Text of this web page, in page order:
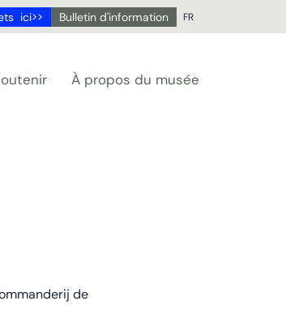
ici>> Bulletin d'information FR
EN
À propos du musée
de